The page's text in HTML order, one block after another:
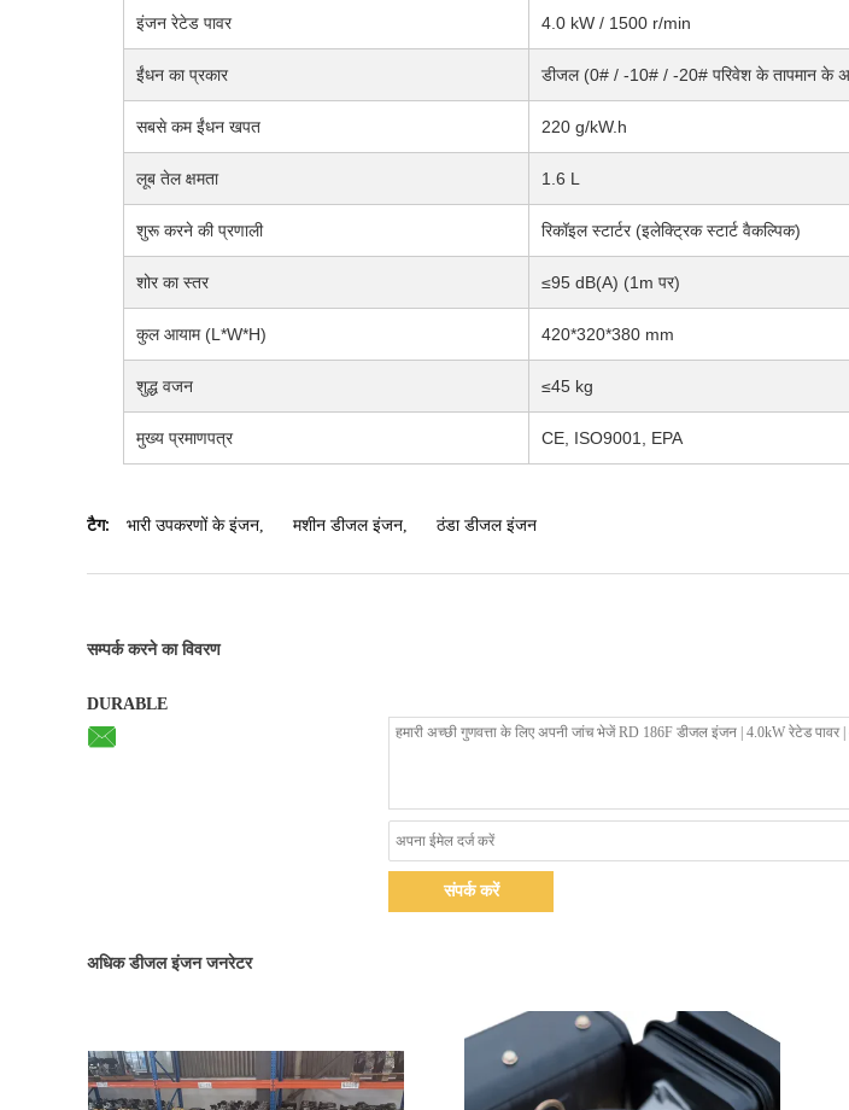
इंजन रेटेड पावर 4.0 kW / 1500 r/min
ईंधन का प्रकार डीजल (0# / -10# / -20# परिवेश के तापमान के
सबसे कम ईंधन खपत 220 g/kW.h
लूब तेल क्षमता 1.6 L
शुरू करने की प्रणाली रिकॉइल स्टार्टर (इलेक्ट्रिक स्टार्ट वैकल्पिक)
शोर का स्तर ≤95 dB(A) (1m पर)
कुल आयाम (L*W*H) 420*320*380 mm
शुद्ध वजन ≤45 kg
मुख्य प्रमाणपत्र CE, ISO9001, EPA
टैग: भारी उपकरणों के इंजन, मशीन डीजल इंजन, ठंडा डीजल इंजन
सम्पर्क करने का विवरण
DURABLE
संपर्क करें
अधिक डीजल इंजन जनरेटर